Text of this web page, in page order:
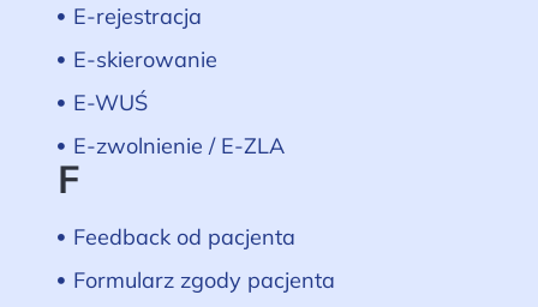
E-rejestracja
E-skierowanie
E-WUŚ
E-zwolnienie / E-ZLA
F
Feedback od pacjenta
Formularz zgody pacjenta